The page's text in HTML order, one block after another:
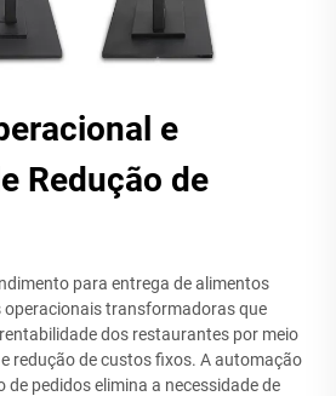
e
Redução de
para entrega de alimentos
transformadoras que
dos restaurantes por meio
redução de custos fixos. A automação
de pedidos elimina a necessidade de